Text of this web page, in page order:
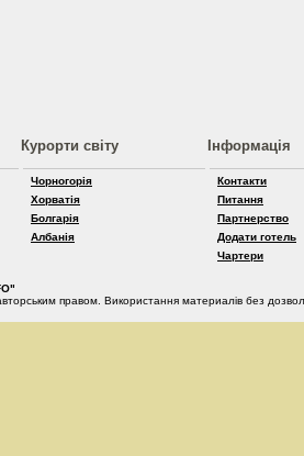
Курорти світу
Чорногорія
Хорватія
Болгарія
Албанія
Інформація
Контакти
Питання
Партнерство
Додати готель
Чартери
правом. Використання материалів без